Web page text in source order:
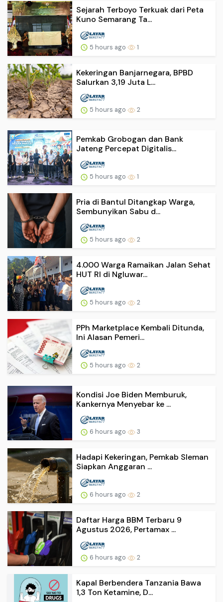
Sejarah Terboyo Terkuak dari Peta
Kuno Semarang Ta...
5 hours ago 1
Kekeringan Banjarnegara, BPBD
Salurkan 3,19 Juta L...
5 hours ago 2
Pemkab Grobogan dan Bank
Jateng Percepat Digitalis...
5 hours ago 1
Pria di Bantul Ditangkap Warga,
Sembunyikan Sabu d...
5 hours ago 2
4.000 Warga Ramaikan Jalan Sehat
HUT RI di Ngluwar...
5 hours ago 2
PPh Marketplace Kembali Ditunda,
Ini Alasan Pemeri...
5 hours ago 2
Kondisi Joe Biden Memburuk,
Kankernya Menyebar ke ...
6 hours ago 3
Hadapi Kekeringan, Pemkab Sleman
Siapkan Anggaran ...
6 hours ago 2
Daftar Harga BBM Terbaru 9
Agustus 2026, Pertamax ...
6 hours ago 2
Kapal Berbendera Tanzania Bawa
1,3 Ton Ketamine, D...